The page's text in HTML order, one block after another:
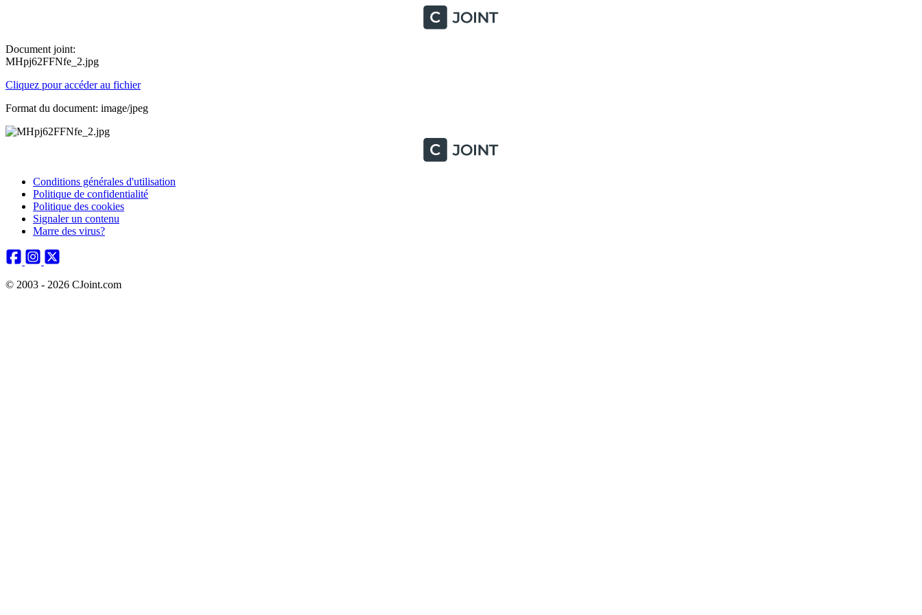
Document joint:
MHpj62FFNfe_2.jpg
Cliquez pour accéder au fichier
Format du document: image/jpeg
Conditions générales d'utilisation
Politique de confidentialité
Politique des cookies
Signaler un contenu
Marre des virus?
© 2003 - 2026 CJoint.com